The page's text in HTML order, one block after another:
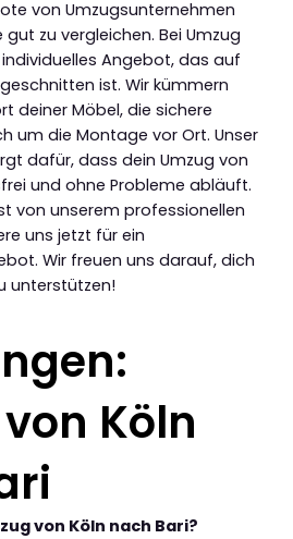
von Umzugsunternehmen
zu vergleichen. Bei Umzug
Angebot, das auf
ist. Wir kümmern
deiner Möbel, die sichere
um die Montage vor Ort. Unser
dafür, dass dein Umzug von
und ohne Probleme abläuft.
von unserem professionellen
uns jetzt für ein
Wir freuen uns darauf, dich
unterstützen!
Köln
von Köln nach Bari?